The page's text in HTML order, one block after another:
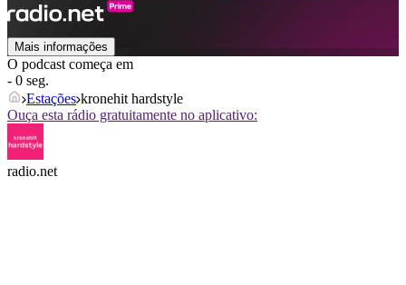
Mais informações
O podcast começa em
- 0 seg.
Estações kronehit hardstyle
Ouça esta rádio gratuitamente no aplicativo:
radio.net